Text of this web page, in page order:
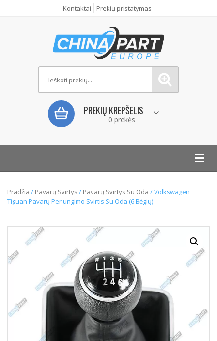
Kontaktai Prekių pristatymas
PREKIŲ KREPŠELIS
0 prekės
Pradžia / Pavarų Svirtys / Pavarų Svirtys Su Oda / Volkswagen
Tiguan Pavarų Perjungimo Svirtis Su Oda (6 Bėgių)